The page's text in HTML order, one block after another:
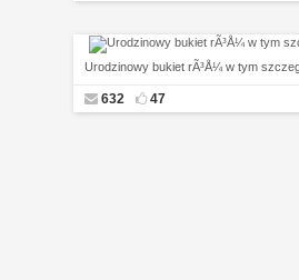
Urodzinowy bukiet rÃ³Å¼ w tym
632 47